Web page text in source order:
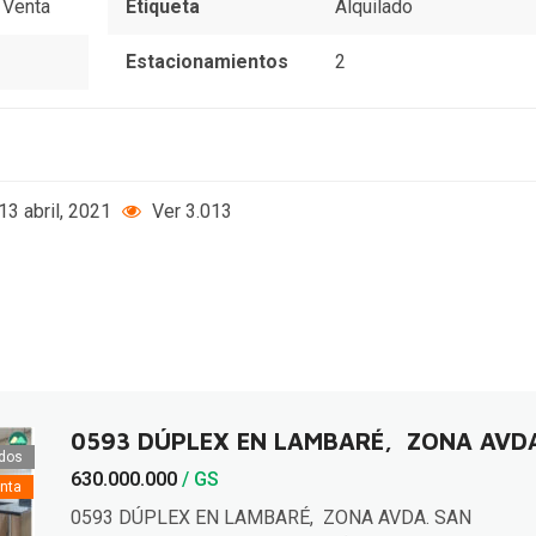
Venta Etiqueta Alquilado
Estacionamientos 2
13 abril, 2021 Ver 3.013
0593 DÚPLEX EN LAMBARÉ, ZONA
630.000.000 / GS
0593 DÚPLEX EN LAMBARÉ, ZONA AVDA. SAN